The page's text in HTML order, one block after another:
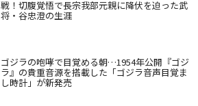
戦！切腹覚悟で長宗我部元親に降伏を迫った武
将・谷忠澄の生涯
ゴジラの咆哮で目覚める朝…1954年公開『ゴジ
ラ』の貴重音源を搭載した「ゴジラ音声目覚ま
し時計」が新発売